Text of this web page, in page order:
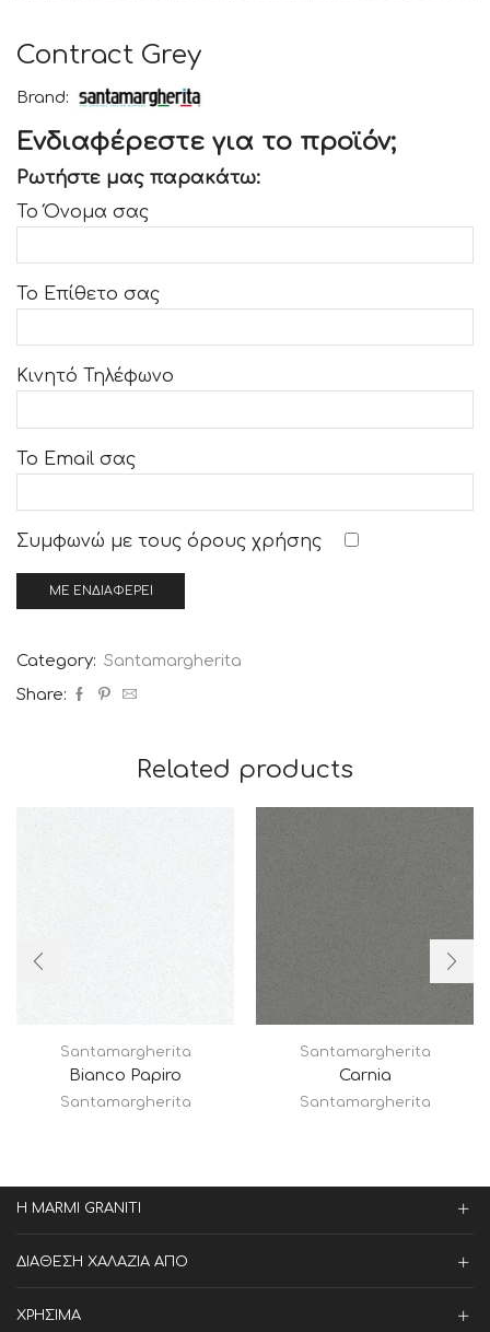
Contract Grey
Brand:
Ενδιαφέρεστε για το προϊόν;
Ρωτήστε μας παρακάτω:
Το Όνομα σας
Το Επίθετο σας
Κινητό Τηλέφωνο
Το Email σας
Συμφωνώ με τους όρους χρήσης
Category: Santamargherita
Share:
Related products
Santamargherita
Bianco Papiro
Santamargherita
Santamargherita
Carnia
Santamargherita
Η MARMI GRANITI
ΔΙΑΘΕΣΗ ΧΑΛΑΖΙΑ ΑΠΟ
ΧΡΗΣΙΜΑ